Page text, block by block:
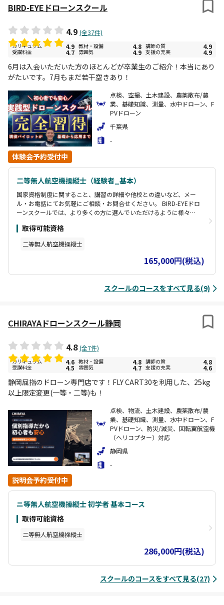
が対象です（民間資格を既に保有している方等） 詳しくはスクール
へお問い合わせください。
BIRD-EYEドローンスクール
4.9 (全37件)
カリキュラム 4.9 教材・設備 4.8 講師の質 4.9
受講料金 4.7 雰囲気 4.9 支援の充実 4.9
6月は入会いただいた方のほとんどが卒業生のご紹介！本当にあり
がたいです。7月もまだ若干空きあり！
点検、空撮、土木建設、農薬散布/農
業、基礎知識、測量、水中ドローン、F
PVドローン
千葉県
-
体験会予約受付中
二等無人航空機操縦士（経験者_基本）
国家資格制度に関すること、講習の詳細や他校との違いなど、メー
ル・お電話にてお気軽にご相談・お問合せください。 BIRD-EYEドロ
ーンスクールでは、より多くの方に選んでいただけるように様々な
書決算・分割払いOK 】 特徴２⇒【 ライフスタイルに合わせカリキ
ュラム作成 】 特徴３⇒【 卒業生限定コミュニティグループへご招
待 】 特徴４⇒【 卒業生限定の特別価格にて飛行場・機体レンタル
取得可能資格
二等無人航空機操縦士
165,000円(税込)
スクールのコースをすべて見る(9)
CHIRAYAドローンスクール静岡
4.8(全7件)
カリキュラム 4.6 教材・設備 4.8 講師の質 4.8
受講料金 4.5 雰囲気 4.7 支援の充実 4.6
静岡屈指のドローン専門店です！FLY CART30を利用した、25kg
以上限定変更(一等・二等)も！
点検、物流、土木建設、農薬散布/農
業、基礎知識、測量、水中ドローン、F
PVドローン、防災/減災、回転翼航空機
（ヘリコプター）対応
静岡県
-
説明会予約受付中
ニ等無人航空機操縦士 初学者 基本コース
取得可能資格
二等無人航空機操縦士
286,000円(税込)
スクールのコースをすべて見る(27)